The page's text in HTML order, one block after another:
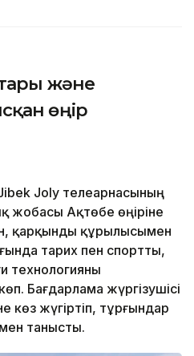
және
өңір
Joly телеарнасының
жобасы Ақтөбе өңіріне
қарқынды құрылысымен
тарих пен спортты,
технологияны
Бағдарлама жүргізушісі
көз жүгіртіп, тұрғындар
танысты.